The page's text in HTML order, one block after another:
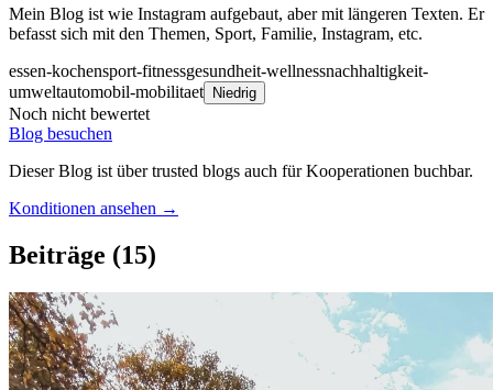
Mein Blog ist wie Instagram aufgebaut, aber mit längeren Texten. Er
befasst sich mit den Themen, Sport, Familie, Instagram, etc.
essen-kochensport-fitnessgesundheit-wellnessnachhaltigkeit-
umweltautomobil-mobilitaet Niedrig
Noch nicht bewertet
Blog besuchen
Dieser Blog ist über trusted blogs auch für Kooperationen buchbar.
Konditionen ansehen →
Beiträge (15)